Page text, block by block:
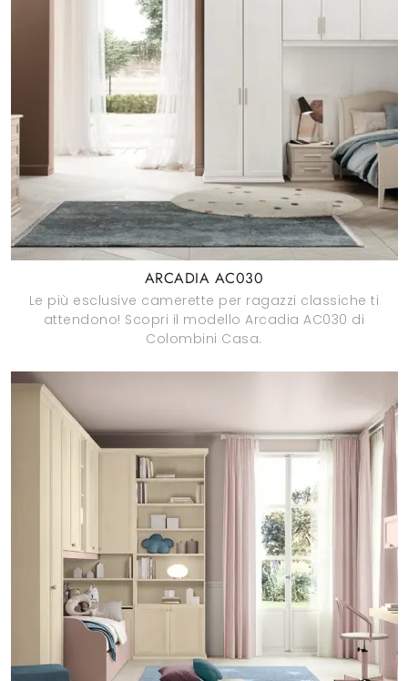
ARCADIA AC030
Le più esclusive camerette per ragazzi classiche ti
attendono! Scopri il modello Arcadia AC030 di
Colombini Casa.